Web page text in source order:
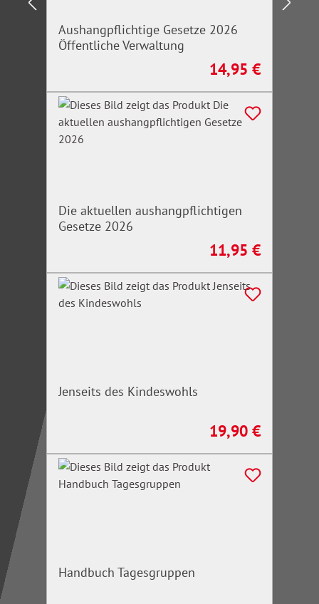
Aushangpflichtige Gesetze 2026
Öffentliche Verwaltung
Regulärer Preis:
14,95 €
Die aktuellen aushangpflichtigen
Gesetze 2026
Regulärer Preis:
11,95 €
Jenseits des Kindeswohls
Regulärer Preis:
19,90 €
Handbuch Tagesgruppen